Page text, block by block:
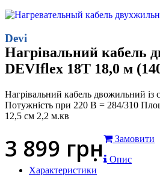
Devi
Нагрівальний кабель
DEVIflex 18T 18,0 м
Нагрівальний кабель двожильний із
Потужність при 220 В = 284/310
12,5 см 2,2 м.кв
3 899 грн
Замовити
Опис
Характеристики